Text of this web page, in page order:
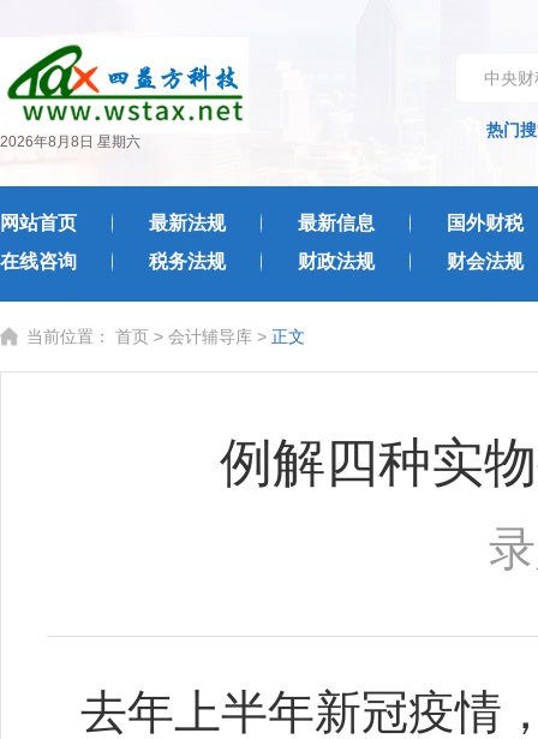
2026年8月8日 星期六
中央
热门
网站首页 最新法规 最新信息
国外财税
在线咨询
税务法规 财政法规 财会法规
当前位置： 首页 > 会计辅导库 > 正文
例解四种实
去年上半年新冠疫情